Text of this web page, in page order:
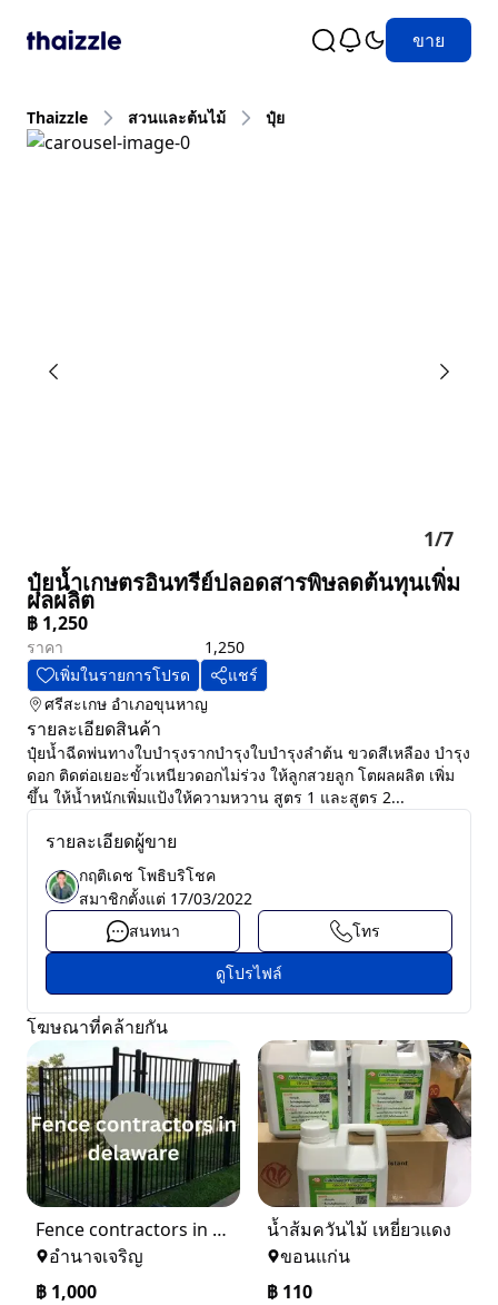
ขาย
Thaizzle สวนและต้นไม้ ปุ๋ย
1/7
ปุ๋ยน้ำเกษตรอินทรีย์ปลอดสารพิษลดต้นทุนเพิ่ม
ผลผลิต
฿ 1,250
ราคา
1,250
เพิ่มในรายการโปรด
แชร์
ศรีสะเกษ อำเภอขุนหาญ
รายละเอียดสินค้า
ปุ๋ยน้ำฉีดพ่นทางใบบำรุงรากบำรุงใบบำรุงลำต้น ขวดสีเหลือง บำรุง
ดอก ติดต่อเยอะขั้วเหนียวดอกไม่ร่วง ให้ลูกสวยลูก โตผลผลิต เพิ่ม
ขึ้น ให้น้ำหนักเพิ่มแป้งให้ความหวาน สูตร 1 และสูตร 2...
รายละเอียดผู้ขาย
กฤติเดช โพธิบริโชค
สมาชิกตั้งแต่ 17/03/2022
สนทนา
โทร
ดูโปรไฟล์
โฆษณาที่คล้ายกัน
Fence contractors in delaware
อำนาจเจริญ
฿ 1,000
น้ำส้มควันไม้ เหยี่ยวแดง
ขอนแก่น
฿ 110